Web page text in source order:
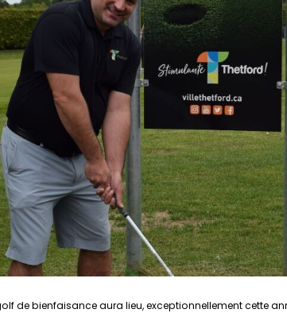
de bienfaisance aura lieu, exceptionnellement cette